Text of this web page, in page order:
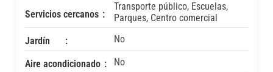
Servicios cercanos
Transporte público, Escuelas,
Parques, Centro comercial
Jardín
No
Aire acondicionado No